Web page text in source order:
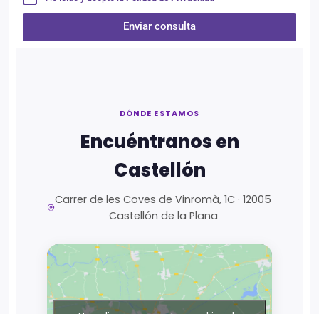
Enviar consulta
DÓNDE ESTAMOS
Encuéntranos en
Castellón
Carrer de les Coves de Vinromà, 1C · 12005
Castellón de la Plana